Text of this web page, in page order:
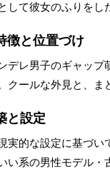
して彼女のふりをし
徴と位置づけ
デレ男子のギャッ
クールな外見と、ま
と設定
実的な設定に基づ
い系の男性モデル・